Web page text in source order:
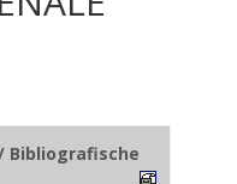
Bibliografische